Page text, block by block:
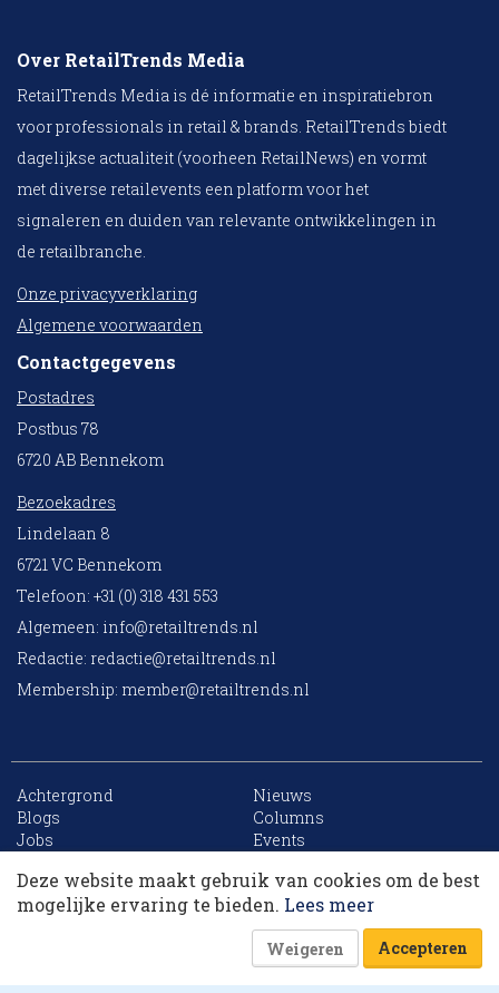
Over RetailTrends Media
RetailTrends Media is dé informatie en inspiratiebron
voor professionals in retail & brands. RetailTrends biedt
dagelijkse actualiteit (voorheen RetailNews) en vormt
met diverse retailevents een platform voor het
signaleren en duiden van relevante ontwikkelingen in
de retailbranche.
Onze privacyverklaring
Algemene voorwaarden
Contactgegevens
Postadres
Postbus 78
6720 AB Bennekom
Bezoekadres
Lindelaan 8
6721 VC Bennekom
Telefoon: +31 (0) 318 431 553
Algemeen: info@retailtrends.nl
Redactie: redactie@retailtrends.nl
Membership: member@retailtrends.nl
Achtergrond
Nieuws
Blogs
Columns
Jobs
Events
Archief
Sitemap
Website is powered by
Deze website maakt gebruik van cookies om de best
mogelijke ervaring te bieden. Lees meer
Weigeren Accepteren
10 collega’s
Korting op events